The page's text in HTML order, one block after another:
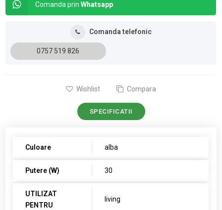
Comanda prinWhatsapp
Comanda telefonic
0757 519 826
Wishlist Compara
SPECIFICATII
Culoare alba
Putere (W) 30
UTILIZAT
PENTRU
living